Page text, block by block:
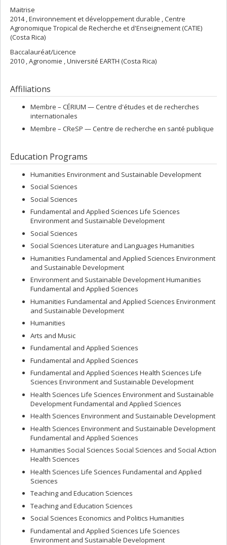
Maitrise
2014 , Environnement et développement durable , Centre
Agronomique Tropical de Recherche et d'Enseignement (CATIE)
(Costa Rica)
Baccalauréat/Licence
2010 , Agronomie , Université EARTH (Costa Rica)
Affiliations
Membre – CÉRIUM — Centre d'études et de recherches
internationales
Membre – CReSP — Centre de recherche en santé publique
Education Programs
Humanities Environment and Sustainable Development
Social Sciences
Social Sciences
Fundamental and Applied Sciences Life Sciences
Environment and Sustainable Development
Social Sciences
Social Sciences Literature and Languages Humanities
Humanities Fundamental and Applied Sciences Environment
and Sustainable Development
Environment and Sustainable Development Humanities
Fundamental and Applied Sciences
Humanities Fundamental and Applied Sciences Environment
and Sustainable Development
Humanities
Arts and Music
Fundamental and Applied Sciences
Fundamental and Applied Sciences
Fundamental and Applied Sciences Health Sciences Life
Sciences Environment and Sustainable Development
Health Sciences Life Sciences Environment and Sustainable
Development Fundamental and Applied Sciences
Health Sciences Environment and Sustainable Development
Health Sciences Environment and Sustainable Development
Fundamental and Applied Sciences
Humanities Social Sciences Social Sciences and Social Action
Health Sciences
Health Sciences Life Sciences Fundamental and Applied
Sciences
Teaching and Education Sciences
Teaching and Education Sciences
Social Sciences Economics and Politics Humanities
Fundamental and Applied Sciences Life Sciences
Environment and Sustainable Development